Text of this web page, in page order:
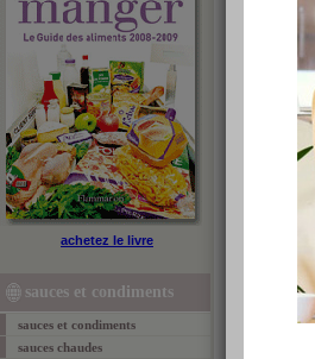
achetez le livre
sauces et condiments
sauces et condiments
sauces chaudes